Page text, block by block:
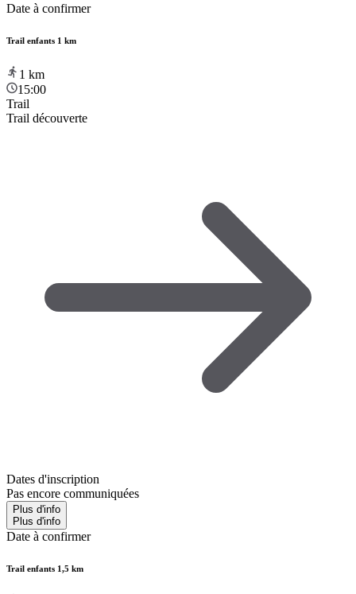
Date à confirmer
Trail enfants 1 km
1 km
15:00
Trail
Trail découverte
Dates d'inscription
Pas encore communiquées
Plus d'info
Plus d'info
Date à confirmer
Trail enfants 1,5 km